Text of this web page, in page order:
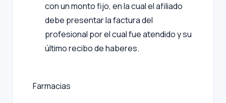
con un monto fijo, en la cual el afiliado
debe presentar la factura del
profesional por el cual fue atendido y su
último recibo de haberes.
Farmacias